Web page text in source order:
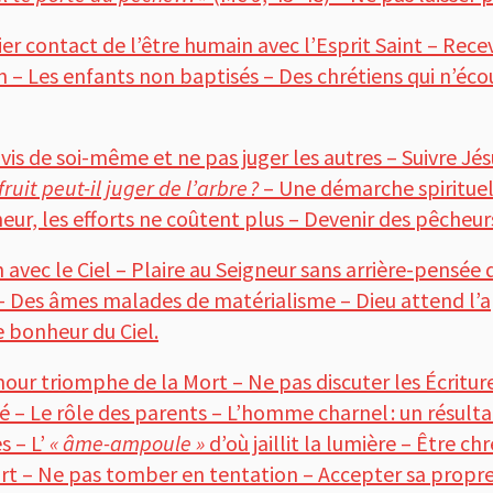
contact de l’être humain avec l’Esprit Saint –
Les enfants non baptisés – Des chrétiens qui
de soi-même et ne pas juger les autres – Suivre
peut-il juger de l’arbre ?– Une démarche
les efforts ne coûtent plus – Devenir des
le Ciel – Plaire au Seigneur sans arrière-
âmes malades de matérialisme – Dieu attend
bonheur du Ciel.
triomphe de la Mort – Ne pas discuter les
– Le rôle des parents – L’homme charnel : un
L’ « âme-ampoule » d’où jaillit la lumière – Être
– Ne pas tomber en tentation – Accepter sa